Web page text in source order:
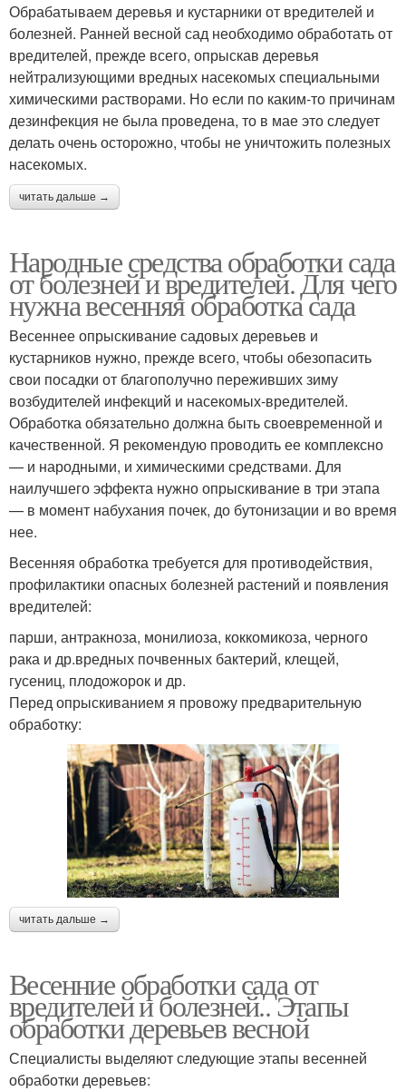
Обрабатываем деревья и кустарники от вредителей и
болезней. Ранней весной сад необходимо обработать от
вредителей, прежде всего, опрыскав деревья
нейтрализующими вредных насекомых специальными
химическими растворами. Но если по каким-то причинам
дезинфекция не была проведена, то в мае это следует
делать очень осторожно, чтобы не уничтожить полезных
насекомых.
читать дальше →
Народные средства обработки сада
от болезней и вредителей. Для чего
нужна весенняя обработка сада
Весеннее опрыскивание садовых деревьев и
кустарников нужно, прежде всего, чтобы обезопасить
свои посадки от благополучно переживших зиму
возбудителей инфекций и насекомых-вредителей.
Обработка обязательно должна быть своевременной и
качественной. Я рекомендую проводить ее комплексно
— и народными, и химическими средствами. Для
наилучшего эффекта нужно опрыскивание в три этапа
— в момент набухания почек, до бутонизации и во время
нее.
Весенняя обработка требуется для противодействия,
профилактики опасных болезней растений и появления
вредителей:
парши, антракноза, монилиоза, коккомикоза, черного
рака и др.вредных почвенных бактерий, клещей,
гусениц, плодожорок и др.
Перед опрыскиванием я провожу предварительную
обработку:
читать дальше →
Весенние обработки сада от
вредителей и болезней.. Этапы
обработки деревьев весной
Специалисты выделяют следующие этапы весенней
обработки деревьев: